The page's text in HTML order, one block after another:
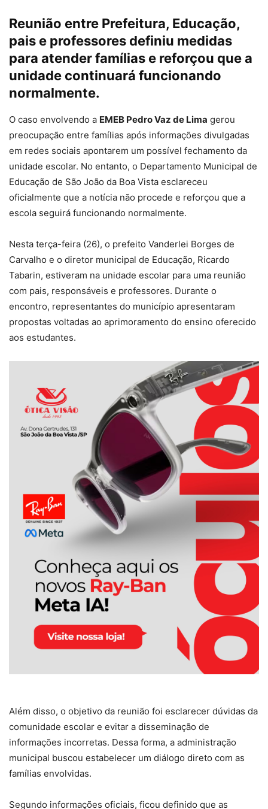
Reunião entre Prefeitura, Educação,
pais e professores definiu medidas
para atender famílias e reforçou que a
unidade continuará funcionando
normalmente.
O caso envolvendo a EMEB Pedro Vaz de Lima gerou
preocupação entre famílias após informações divulgadas
em redes sociais apontarem um possível fechamento da
unidade escolar. No entanto, o Departamento Municipal de
Educação de São João da Boa Vista esclareceu
oficialmente que a notícia não procede e reforçou que a
escola seguirá funcionando normalmente.
Nesta terça-feira (26), o prefeito Vanderlei Borges de
Carvalho e o diretor municipal de Educação, Ricardo
Tabarin, estiveram na unidade escolar para uma reunião
com pais, responsáveis e professores. Durante o
encontro, representantes do município apresentaram
propostas voltadas ao aprimoramento do ensino oferecido
aos estudantes.
Além disso, o objetivo da reunião foi esclarecer dúvidas da
comunidade escolar e evitar a disseminação de
informações incorretas. Dessa forma, a administração
municipal buscou estabelecer um diálogo direto com as
famílias envolvidas.
Segundo informações oficiais, ficou definido que as